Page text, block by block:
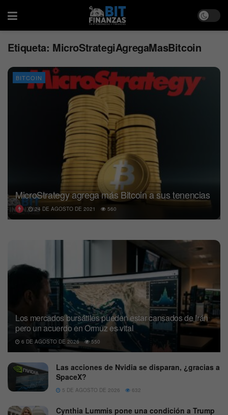
Etiqueta: MicroStrategiAgregaMasBitcoin
BITCOIN
MicroStrategy agrega más Bitcoin a sus tenencias
24 DE AGOSTO DE 2021 560
Los mercados bursátiles pueden estar cansados de Irán
pero un acuerdo en Ormuz es vital
6 DE AGOSTO DE 2026 550
Las acciones de Nvidia se disparan, ¿gracias a
SpaceX?
5 DE AGOSTO DE 2026 632
Cynthia Lummis pone una condición a Trump